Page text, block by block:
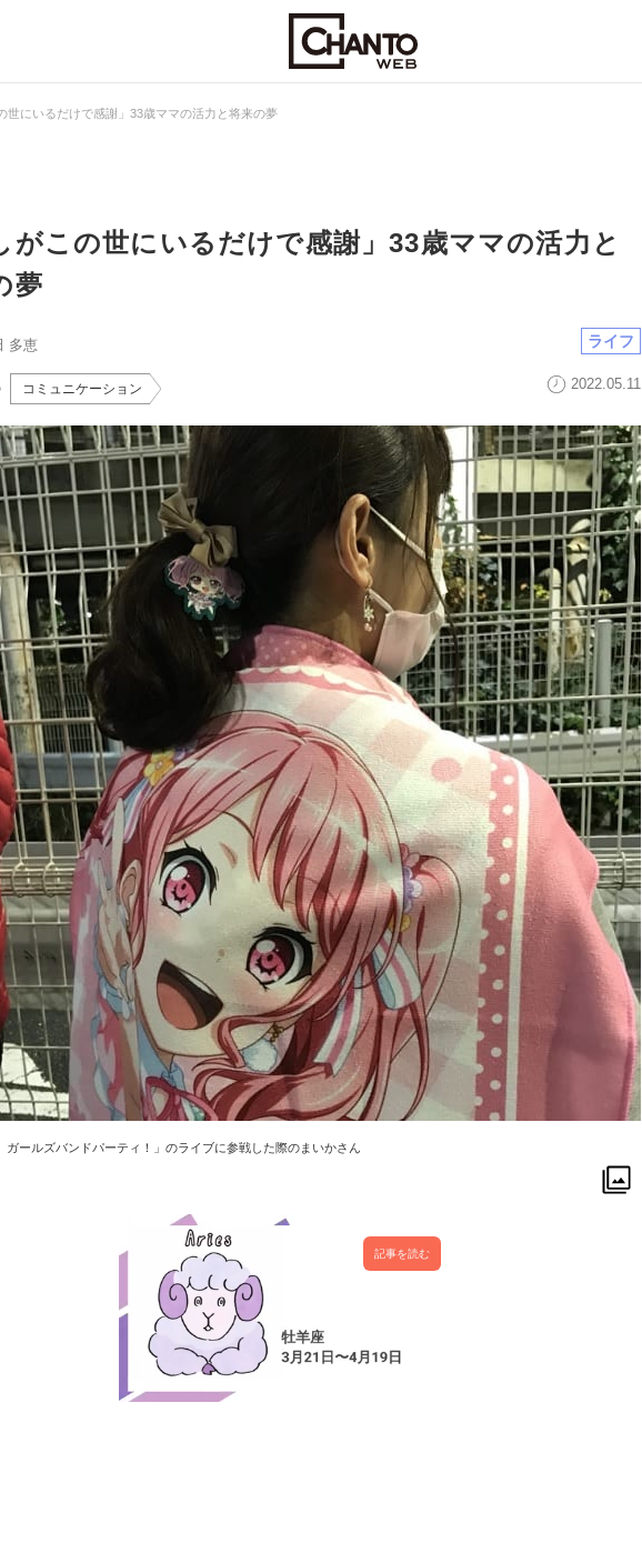
世にいるだけで感謝」33歳ママの活力と将来の夢
がこの世にいるだけで感謝」33歳ママの活力と
夢
多恵 ライフ
コミュニケーション 2022.05.11
ガールズバンドパーティ！」のライブに参戦した際のまいかさん
記事を読む